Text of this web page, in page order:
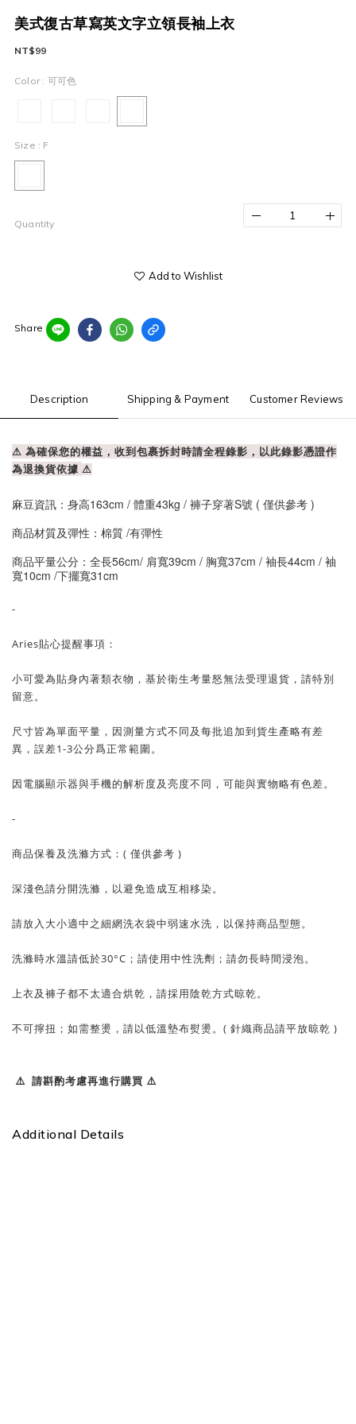
美式復古草寫英文字立領長袖上衣
NT$99
Color : 可可色
Size : F
Quantity
Add to Wishlist
Share
Description Shipping & Payment Customer Reviews
⚠ 為確保您的權益，收到包裹拆封時請全程錄影，以此錄影憑證作
為退換貨依據 ⚠
麻豆資訊：身高163cm / 體重43kg / 褲子穿著S號 ( 僅供參考 )
商品材質及彈性：棉質 /有彈性
商品平量公分：全長56cm/ 肩寬39cm / 胸寬37cm / 袖長44cm / 袖
寬10cm /下擺寬31cm
-
Aries貼心提醒事項：
小可愛為貼身內著類衣物，基於衛生考量怒無法受理退貨，請特別
留意。
尺寸皆為單面平量，因測量方式不同及每批追加到貨生產略有差
異，誤差1-3公分爲正常範圍。
因電腦顯示器與手機的解析度及亮度不同，可能與實物略有色差。
-
商品保養及洗滌方式：( 僅供參考 )
深淺色請分開洗滌，以避免造成互相移染。
請放入大小適中之細網洗衣袋中弱速水洗，以保持商品型態。
洗滌時水溫請低於30°C；請使用中性洗劑；請勿長時間浸泡。
上衣及褲子都不太適合烘乾，請採用陰乾方式晾乾。
不可擰扭；如需整燙，請以低溫墊布熨燙。( 針織商品請平放晾乾 )
⚠️ 請斟酌考慮再進行購買 ⚠️
Additional Details